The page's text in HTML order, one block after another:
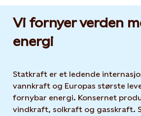
Vi fornyer verden
energi
Statkraft er et ledende
vannkraft og Europas største
fornybar energi. Konsernet
vindkraft, solkraft og gasskraft.